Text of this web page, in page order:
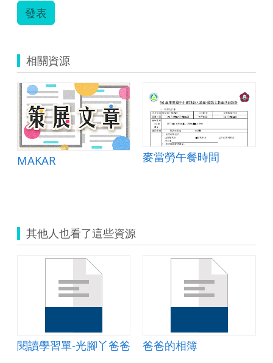
發表
相關資源
MAKAR 麥當勞午餐時間
其他人也看了這些資源
閱讀學習單-光腳丫爸爸 爸爸的相簿